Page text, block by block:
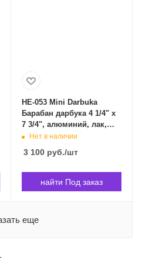
HE-053 Mini Darbuka
Барабан дарбука 4 1/4" x
7 3/4", алюминий, лак,
Meinl HE-053 в
Нет в наличии
3 100руб./шт
найти Под заказ
еще